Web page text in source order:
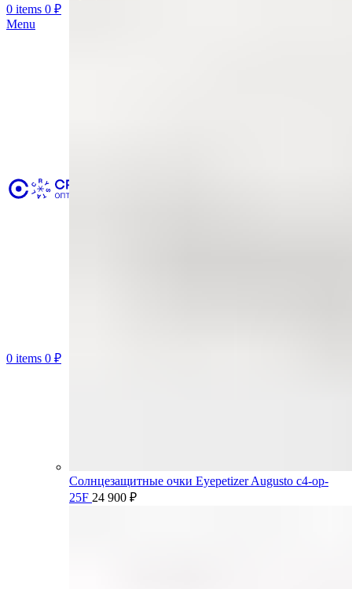
0 items 0 ₽
Menu
0 items 0 ₽
Солнцезащитные очки Eyepetizer Augusto c4-op-
25F 24 900 ₽